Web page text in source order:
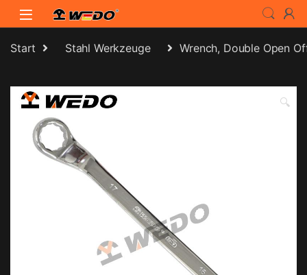
Skip to navigation
Skip to content
Start Stahl Werkzeuge Wrench, Double Open
🔍